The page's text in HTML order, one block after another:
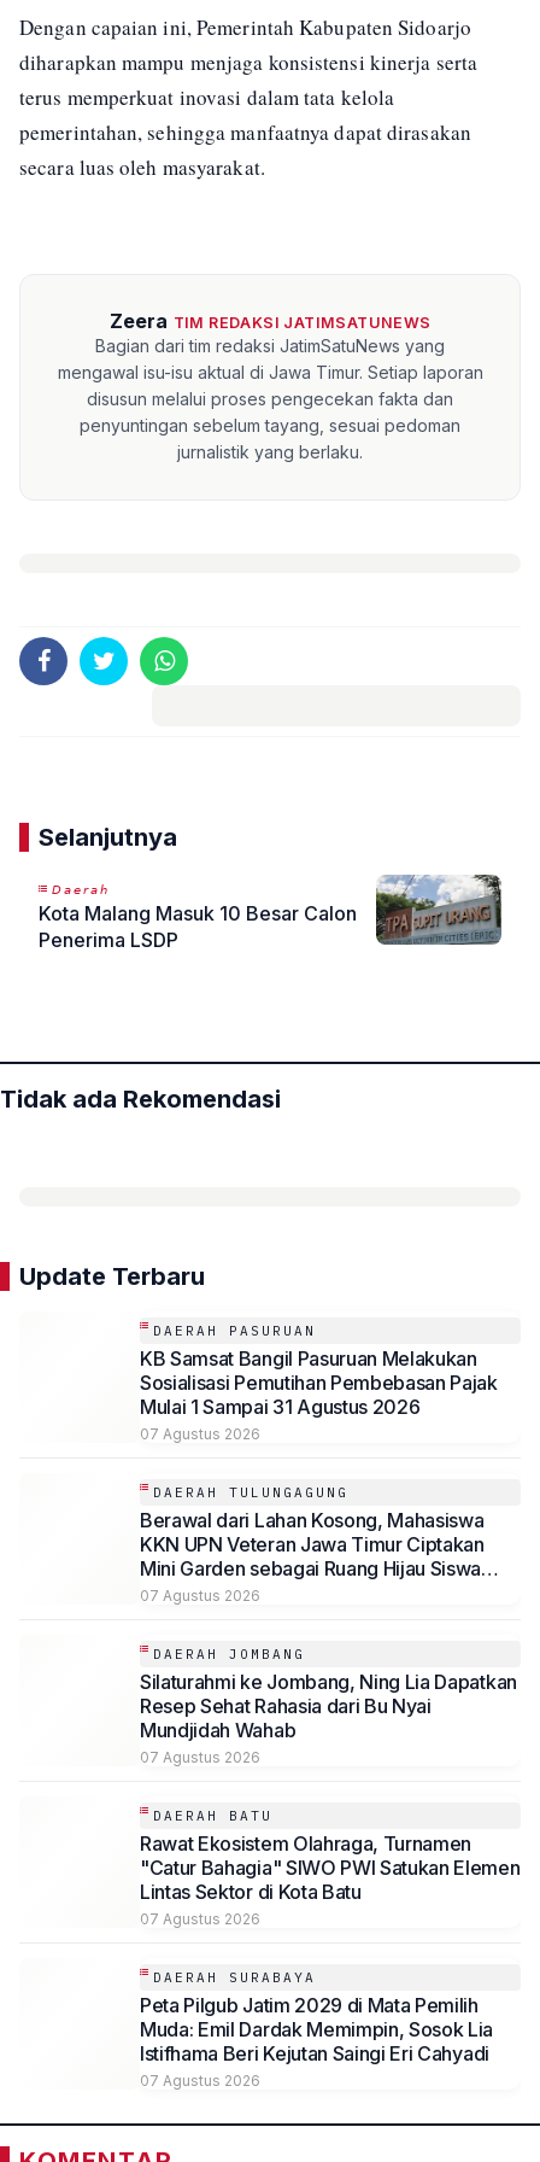
Dengan capaian ini, Pemerintah Kabupaten Sidoarjo
diharapkan mampu menjaga konsistensi kinerja serta
terus memperkuat inovasi dalam tata kelola
pemerintahan, sehingga manfaatnya dapat dirasakan
secara luas oleh masyarakat.
Zeera TIM REDAKSI JATIMSATUNEWS
Bagian dari tim redaksi JatimSatuNews yang
mengawal isu-isu aktual di Jawa Timur. Setiap laporan
disusun melalui proses pengecekan fakta dan
penyuntingan sebelum tayang, sesuai pedoman
jurnalistik yang berlaku.
Selanjutnya
𝘋𝘢𝘦𝘳𝘢𝘩
Kota Malang Masuk 10 Besar Calon
Penerima LSDP
Tidak ada Rekomendasi
Update Terbaru
DAERAH PASURUAN
KB Samsat Bangil Pasuruan Melakukan
Sosialisasi Pemutihan Pembebasan Pajak
Mulai 1 Sampai 31 Agustus 2026
07 Agustus 2026
DAERAH TULUNGAGUNG
Berawal dari Lahan Kosong, Mahasiswa
KKN UPN Veteran Jawa Timur Ciptakan
Mini Garden sebagai Ruang Hijau Siswa
SMP Al-Azhaar Tulungagung
07 Agustus 2026
DAERAH JOMBANG
Silaturahmi ke Jombang, Ning Lia Dapatkan
Resep Sehat Rahasia dari Bu Nyai
Mundjidah Wahab
07 Agustus 2026
DAERAH BATU
Rawat Ekosistem Olahraga, Turnamen
"Catur Bahagia" SIWO PWI Satukan Elemen
Lintas Sektor di Kota Batu
07 Agustus 2026
DAERAH SURABAYA
Peta Pilgub Jatim 2029 di Mata Pemilih
Muda: Emil Dardak Memimpin, Sosok Lia
Istifhama Beri Kejutan Saingi Eri Cahyadi
07 Agustus 2026